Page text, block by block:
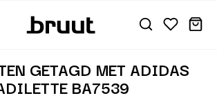
GETAGD MET ADIDAS
BA7539